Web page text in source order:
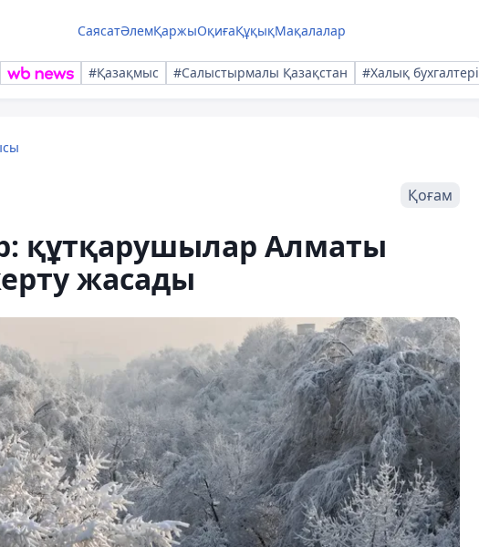
СаясатӘлемҚаржыОқиғаҚұқықМақалалар
#Қазақмыс #Салыстырмалы Қазақстан #Халық бухгалтері
Қоғам
құтқарушылар Алматы
жасады